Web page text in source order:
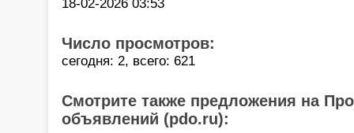
Число просмотров:
сегодня: 2, всего: 621
Смотрите также предложения на
объявлений (pdo.ru):